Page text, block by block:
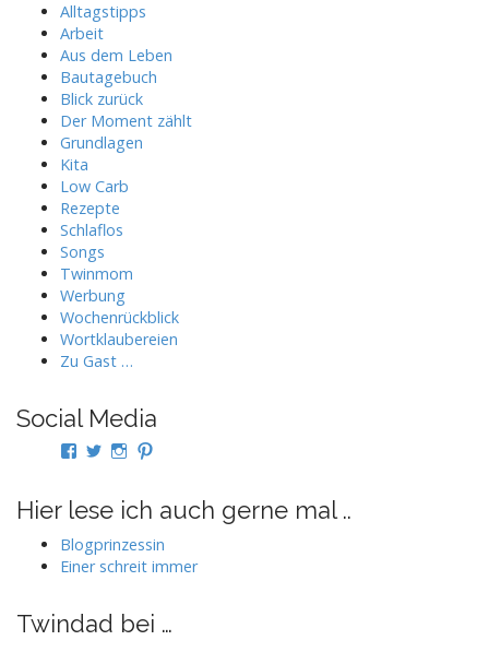
Alltagstipps
Arbeit
Aus dem Leben
Bautagebuch
Blick zurück
Der Moment zählt
Grundlagen
Kita
Low Carb
Rezepte
Schlaflos
Songs
Twinmom
Werbung
Wochenrückblick
Wortklaubereien
Zu Gast …
Social Media
Profil
auf
Facebook
anzeigen
Profil
auf
Twitter
anzeigen
Profil
auf
Instagram
anzeigen
Profil
auf
Pinterest
anzeigen
Hier lese ich auch gerne mal ..
Blogprinzessin
Einer schreit immer
Twindad bei …